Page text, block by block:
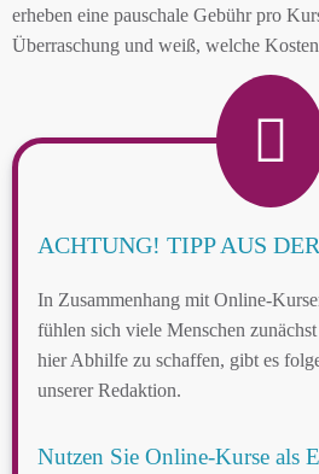
erheben eine pauschale Gebühr pro
Überraschung und weiß, welche
ACHTUNG! TIPP AUS
In Zusammenhang mit Online-
fühlen sich viele Menschen
hier Abhilfe zu schaffen, gibt es
unserer Redaktion.
Nutzen Sie Online-Kurse als